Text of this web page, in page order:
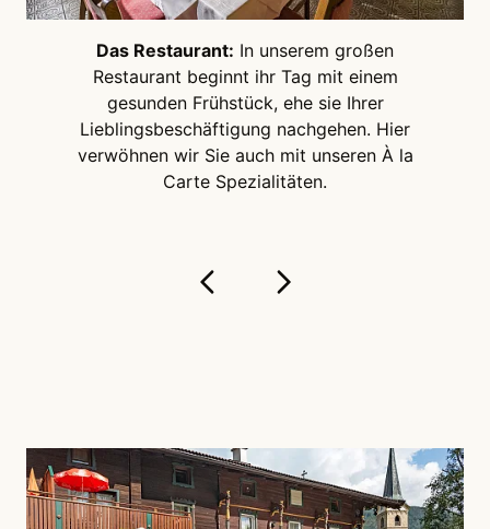
Das Restaurant: In unserem großen
Restaurant beginnt ihr Tag mit einem
gesunden Frühstück, ehe sie Ihrer
Lieblingsbeschäftigung nachgehen. Hier
verwöhnen wir Sie auch mit unseren À la
Carte Spezialitäten.